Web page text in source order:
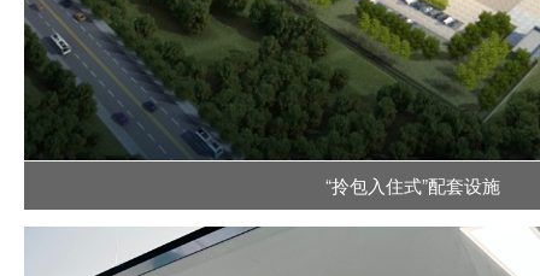
“拎包入住式”配套设施